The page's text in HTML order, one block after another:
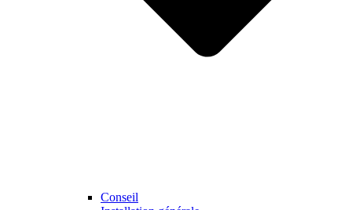
Conseil